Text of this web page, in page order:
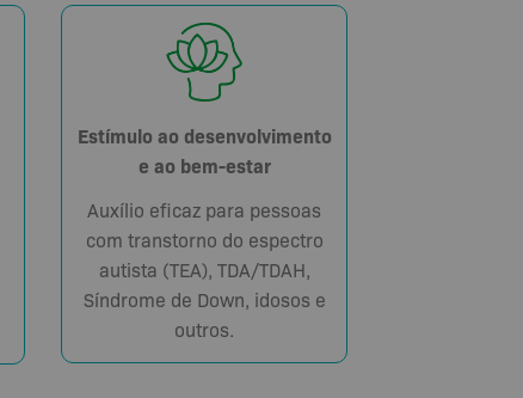
Estímulo ao desenvolvimento
e ao bem-estar
Auxílio eficaz para pessoas
com transtorno do espectro
autista (TEA), TDA/TDAH,
Síndrome de Down, idosos e
outros.